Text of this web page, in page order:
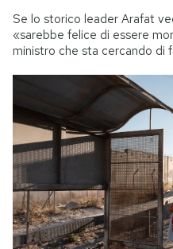
Se lo storico leader Arafat
«sarebbe felice di essere
ministro che sta cercando di